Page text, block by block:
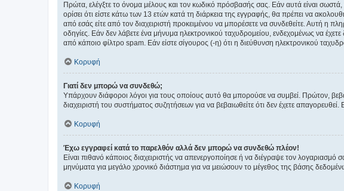
Πρώτα, ελέγξτε το όνομα μέλους και τον κωδικό πρόσβασής σας. Εάν αυτά είναι
ορίσει ότι είστε κάτω των 13 ετών κατά τη διάρκεια της εγγραφής, θα πρέπει να
από εσάς είτε από τον διαχειριστή προκειμένου να μπορέσετε να συνδεθείτε. Αυτή η
οδηγίες. Εάν δεν λάβετε ένα μήνυμα ηλεκτρονικού ταχυδρομείου, ενδεχομένως να
από κάποιο φίλτρο spam. Εάν είστε σίγουρος (-η) ότι η διεύθυνση ηλεκτρονικού
Κορυφή
Γιατί δεν μπορώ να συνδεθώ;
Υπάρχουν διάφοροι λόγοι για τους οποίους αυτό θα μπορούσε να συμβεί. Πρώτον,
διαχειριστή του συστήματος συζητήσεων για να βεβαιωθείτε ότι δεν έχετε
Κορυφή
Έχω εγγραφεί κατά το παρελθόν αλλά δεν μπορώ να συνδεθώ πλέον!
Είναι πιθανό κάποιος διαχειριστής να απενεργοποίησε ή να διέγραψε τον
μηνύματα για μεγάλο χρονικό διάστημα για να μειώσουν το μέγεθος της βάσης
Κορυφή